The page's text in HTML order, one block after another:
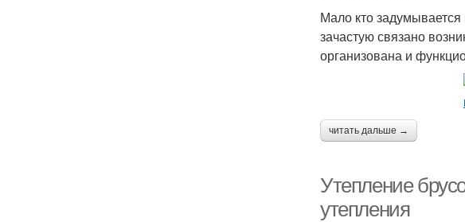
Мало кто
зачастую связано
организована и
читать дальше →
Утепление
утепления